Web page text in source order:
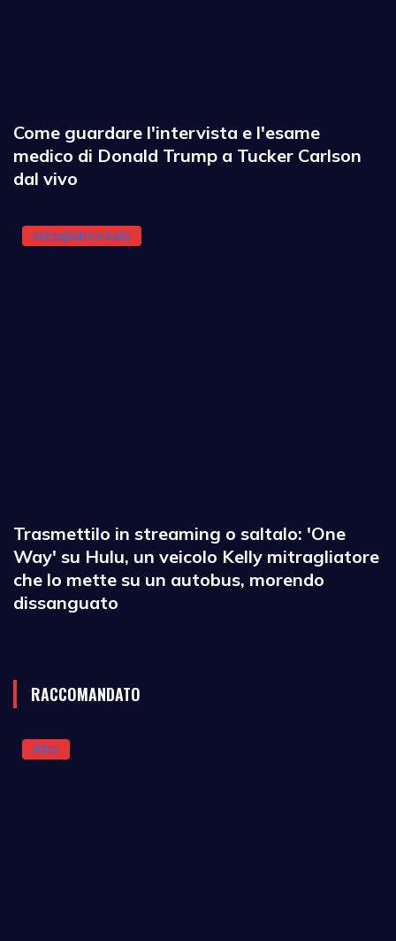
Come guardare l'intervista e l'esame
medico di Donald Trump a Tucker Carlson
dal vivo
mitragliatrice kelly
Trasmettilo in streaming o saltalo: 'One
Way' su Hulu, un veicolo Kelly mitragliatore
che lo mette su un autobus, morendo
dissanguato
RACCOMANDATO
Altro